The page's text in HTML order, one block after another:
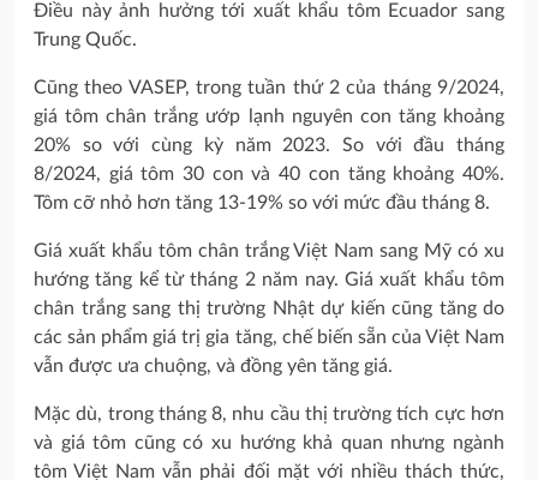
Điều này ảnh hưởng tới xuất khẩu tôm Ecuador sang
Trung Quốc.
Cũng theo VASEP, trong tuần thứ 2 của tháng 9/2024,
giá tôm chân trắng ướp lạnh nguyên con tăng khoảng
20% so với cùng kỳ năm 2023. So với đầu tháng
8/2024, giá tôm 30 con và 40 con tăng khoảng 40%.
Tôm cỡ nhỏ hơn tăng 13-19% so với mức đầu tháng 8.
Giá xuất khẩu tôm chân trắng Việt Nam sang Mỹ có xu
hướng tăng kể từ tháng 2 năm nay. Giá xuất khẩu tôm
chân trắng sang thị trường Nhật dự kiến cũng tăng do
các sản phẩm giá trị gia tăng, chế biến sẵn của Việt Nam
vẫn được ưa chuộng, và đồng yên tăng giá.
Mặc dù, trong tháng 8, nhu cầu thị trường tích cực hơn
và giá tôm cũng có xu hướng khả quan nhưng ngành
tôm Việt Nam vẫn phải đối mặt với nhiều thách thức,